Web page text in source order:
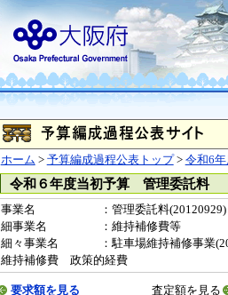
ホーム > 予算編成過程公表トップ> 令和6年
令和６年度当初予算 管理委託料
事業名 ：管理委託料(20120929)
細事業名
：維持補修費等
細々事業名
：駐車場維持補修事業
維持補修費 政策的経費
要求額を見る 査定額を見る